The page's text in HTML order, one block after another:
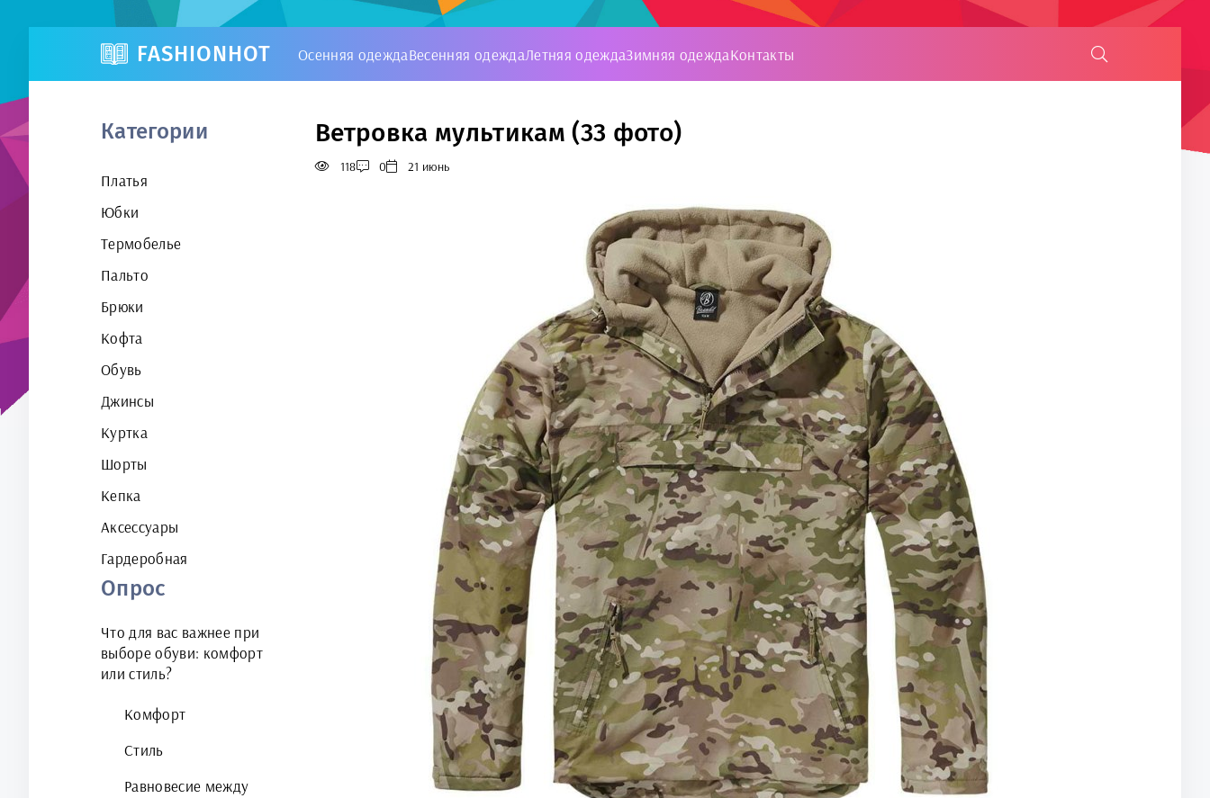
FASHIONHOT Осенняя одеждаВесенняя одеждаЛетняя одеждаЗимняя одеждаКонтакты
Категории
Платья
Юбки
Термобелье
Пальто
Брюки
Кофта
Обувь
Джинсы
Куртка
Шорты
Кепка
Аксессуары
Гардеробная
Опрос
Что для вас важнее при
выборе обуви: комфорт
или стиль?
Комфорт
Стиль
Равновесие между
Ветровка мультикам (33 фото)
118 0 21 июнь